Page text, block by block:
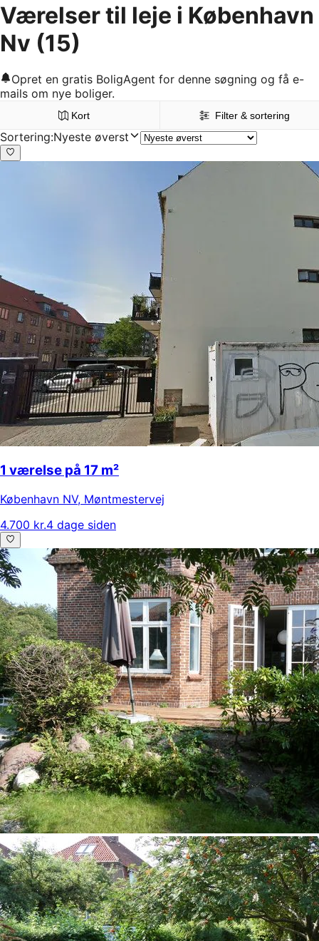
Værelser til leje i København
Nv (15)
Opret en gratis BoligAgent for denne søgning og få e-
mails om nye boliger.
Kort Filter & sortering
Sortering:Nyeste øverst
1 værelse på 17 m²
København NV, Møntmestervej
4.700 kr.4 dage siden